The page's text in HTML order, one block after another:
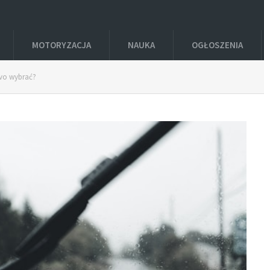
MOTORYZACJA NAUKA OGŁOSZENIA
wybrać?